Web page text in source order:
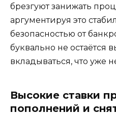
брезгуют занижать
аргументируя это
безопасностью от
буквально не остаётся
вкладываться, что уже
Высокие ставки
пополнений и